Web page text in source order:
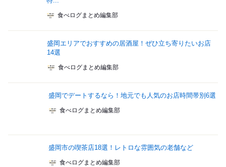
食べログまとめ編集部
盛岡エリアでおすすめの居酒屋！ぜひ立ち寄りたいお店
14選
食べログまとめ編集部
盛岡でデートするなら！地元でも人気のお店時間帯別6選
食べログまとめ編集部
盛岡市の喫茶店18選！レトロな雰囲気の老舗など
食べログまとめ編集部